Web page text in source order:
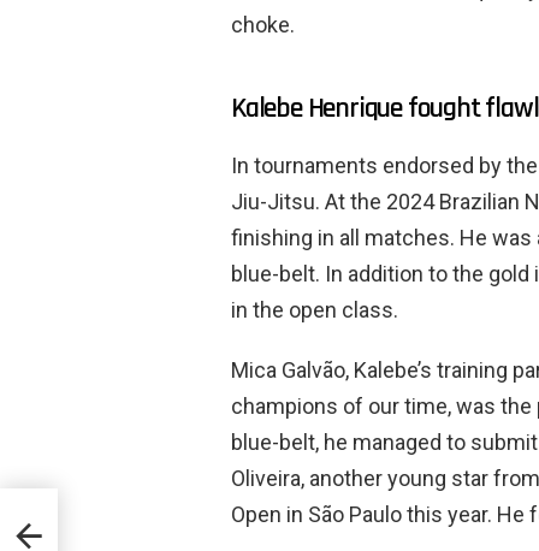
choke.
Kalebe Henrique fought
In tournaments endorsed by
Jiu-Jitsu. At the 2024 Brazilian
finishing in all matches. He
blue-belt. In addition to the
in the open class.
Mica Galvão, Kalebe’s training
champions of our time, was the
blue-belt, he managed to
Oliveira, another young star
Open in São Paulo this year.